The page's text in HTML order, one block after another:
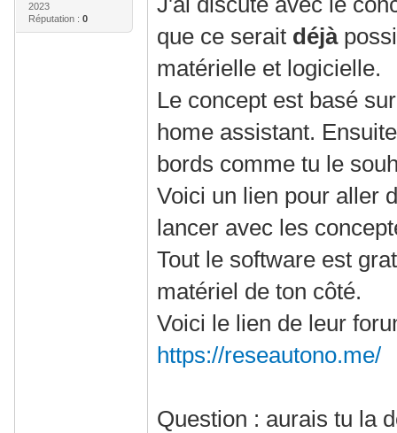
2023
Réputation : 0
que ce serait déjà
matérielle et logicielle.
Le concept est basé
home assistant.
bords comme tu le
Voici un lien pour aller
lancer avec les
Tout le software est
matériel de ton côté.
Voici le lien de leur
https://reseautono.me/
Question : aurais tu la